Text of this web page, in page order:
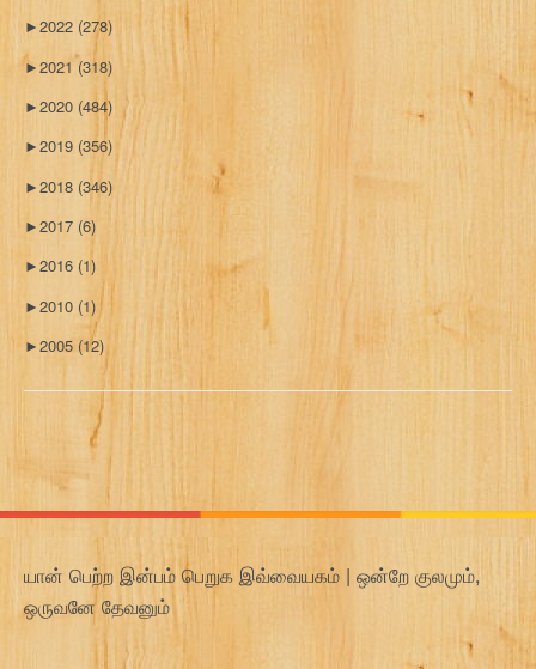
►2022 (278)
►2021(318)
►2020 (484)
►2019 (356)
►2018 (346)
►2017 (6)
►2016 (1)
►2010 (1)
►2005 (12)
யான் பெற்ற இன்பம் பெறுக இவ்வையகம் | ஒன்றே குலமும்,
ஒருவனே தேவனும்